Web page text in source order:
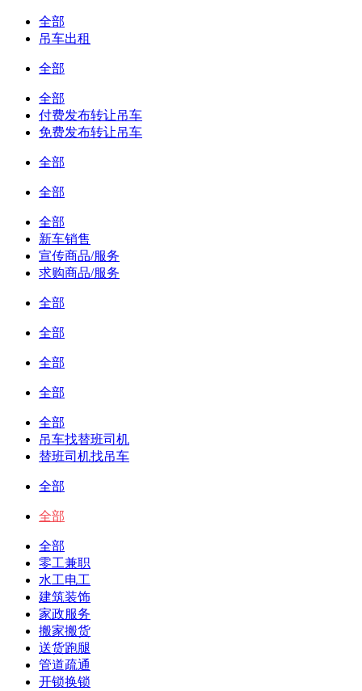
全部
吊车出租
全部
全部
付费发布转让吊车
免费发布转让吊车
全部
全部
全部
新车销售
宣传商品/服务
求购商品/服务
全部
全部
全部
全部
全部
吊车找替班司机
替班司机找吊车
全部
全部
全部
零工兼职
水工电工
建筑装饰
家政服务
搬家搬货
送货跑腿
管道疏通
开锁换锁